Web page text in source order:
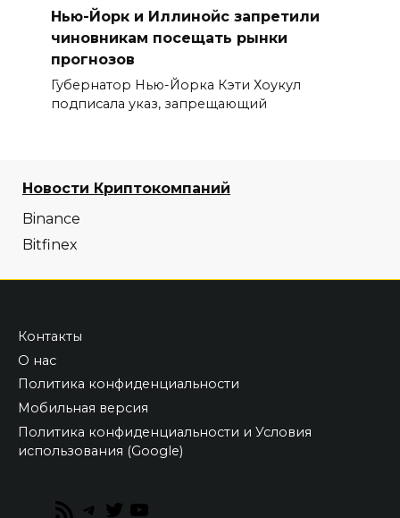
Нью-Йорк и Иллинойс запретили
чиновникам посещать рынки
прогнозов
Губернатор Нью-Йорка Кэти Хоукул
подписала указ, запрещающий
Новости Криптокомпаний
Binance
Bitfinex
Контакты
О нас
Политика конфиденциальности
Мобильная версия
Политика конфиденциальности и Условия
использования (Google)
RSS
Telegram
Twitter